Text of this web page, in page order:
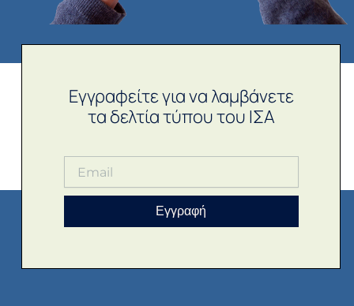
Εγγραφείτε για να λαμβάνετε
τα δελτία τύπου του ΙΣΑ
Εγγραφή